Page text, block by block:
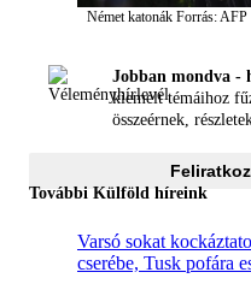
Német katonák Forrás: AFP
Jobban mondva -
kiemelt témáihoz
összeérnek,
További Külföld híreink
Varsó sokat
cserébe, Tusk pofára